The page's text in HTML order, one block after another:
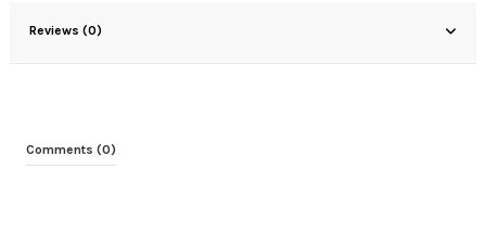
Reviews (0)
Comments (0)